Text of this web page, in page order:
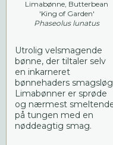
Limabønne, Butterbean
'King of Garden'
Phaseolus lunatus
Utrolig velsmagende
bønne, der tiltaler selv
en inkarneret
bønnehaders
Limabønner er sprøde
og nærmest
på tungen med en
nøddeagtig smag.